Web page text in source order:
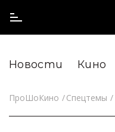
Новости Кино
ПроШоКино Спецтемы